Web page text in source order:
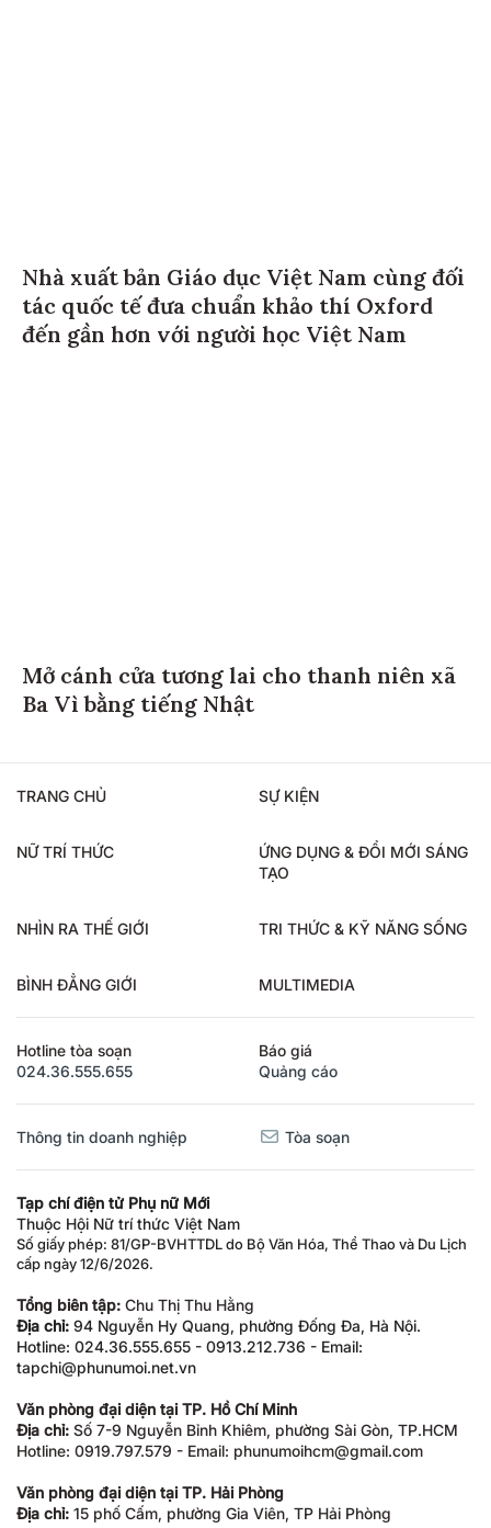
Nhà xuất bản Giáo dục Việt Nam cùng đối
tác quốc tế đưa chuẩn khảo thí Oxford
đến gần hơn với người học Việt Nam
Mở cánh cửa tương lai cho thanh niên xã
Ba Vì bằng tiếng Nhật
TRANG CHỦ SỰ KIỆN
NỮ TRÍ THỨC
ỨNG DỤNG & ĐỔI MỚI SÁNG
TẠO
NHÌN RA THẾ GIỚI TRI THỨC & KỸ NĂNG SỐNG
BÌNH ĐẲNG GIỚI MULTIMEDIA
Hotline tòa soạn
024.36.555.655
Báo giá
Quảng cáo
Thông tin doanh nghiệp Tòa soạn
Tạp chí điện tử Phụ nữ Mới
Thuộc Hội Nữ trí thức Việt Nam
Số giấy phép: 81/GP-BVHTTDL do Bộ Văn Hóa, Thể Thao và Du Lịch
cấp ngày 12/6/2026.
Tổng biên tập: Chu Thị Thu Hằng
Địa chỉ: 94 Nguyễn Hy Quang, phường Đống Đa, Hà Nội.
Hotline: 024.36.555.655 - 0913.212.736 - Email:
tapchi@phunumoi.net.vn
Văn phòng đại diện tại TP. Hồ Chí Minh
Địa chỉ: Số 7-9 Nguyễn Bỉnh Khiêm, phường Sài Gòn, TP.HCM
Hotline: 0919.797.579 - Email: phunumoihcm@gmail.com
Văn phòng đại diện tại TP. Hải Phòng
Địa chỉ: 15 phố Cấm, phường Gia Viên, TP Hải Phòng